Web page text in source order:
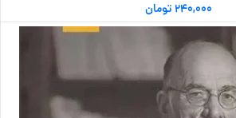
۲۴۰,۰۰۰تومان